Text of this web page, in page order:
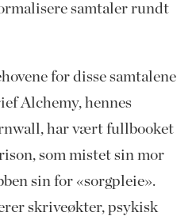
samtaler rundt
for disse samtalene
Alchemy, hennes
har vært fullbooket
som mistet sin mor
sin for «sorgpleie».
skriveøkter, psykisk